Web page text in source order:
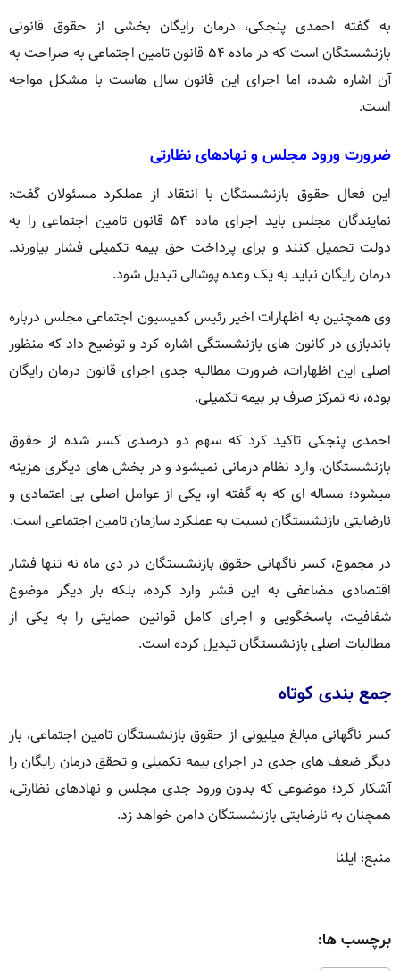
به گفته احمدی پنجکی، درمان رایگان بخشی از حقوق قانونی
بازنشستگان است که در ماده ۵۴ قانون تامین اجتماعی به صراحت به
آن اشاره شده، اما اجرای این قانون سال هاست با مشکل مواجه
است.
ضرورت ورود مجلس و نهادهای نظارتی
این فعال حقوق بازنشستگان با انتقاد از عملکرد مسئولان گفت:
نمایندگان مجلس باید اجرای ماده ۵۴ قانون تامین اجتماعی را به
دولت تحمیل کنند و برای پرداخت حق بیمه تکمیلی فشار بیاورند.
درمان رایگان نباید به یک وعده پوشالی تبدیل شود.
وی همچنین به اظهارات اخیر رئیس کمیسیون اجتماعی مجلس درباره
باندبازی در کانون های بازنشستگی اشاره کرد و توضیح داد که منظور
اصلی این اظهارات، ضرورت مطالبه جدی اجرای قانون درمان رایگان
بوده، نه تمرکز صرف بر بیمه تکمیلی.
احمدی پنجکی تاکید کرد که سهم دو درصدی کسر شده از حقوق
بازنشستگان، وارد نظام درمانی نمیشود و در بخش های دیگری هزینه
میشود؛ مساله ای که به گفته او، یکی از عوامل اصلی بی اعتمادی و
نارضایتی بازنشستگان نسبت به عملکرد سازمان تامین اجتماعی است.
در مجموع، کسر ناگهانی حقوق بازنشستگان در دی ماه نه تنها فشار
اقتصادی مضاعفی به این قشر وارد کرده، بلکه بار دیگر موضوع
شفافیت، پاسخگویی و اجرای کامل قوانین حمایتی را به یکی از
مطالبات اصلی بازنشستگان تبدیل کرده است.
جمع بندی کوتاه
کسر ناگهانی مبالغ میلیونی از حقوق بازنشستگان تامین اجتماعی، بار
دیگر ضعف های جدی در اجرای بیمه تکمیلی و تحقق درمان رایگان را
آشکار کرد؛ موضوعی که بدون ورود جدی مجلس و نهادهای نظارتی،
همچنان به نارضایتی بازنشستگان دامن خواهد زد.
منبع: ایلنا
برچسب ها: